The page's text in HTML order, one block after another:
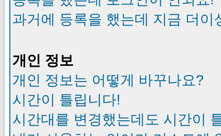
과거에 등록을 했는데 지금 더이
개인 정보
개인 정보는 어떻게 바꾸나요?
시간이 틀립니다!
시간대를 변경했는데도 시간이